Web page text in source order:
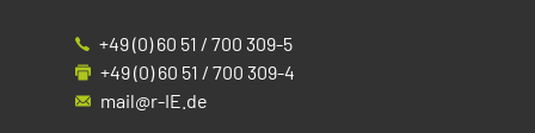
+49 (0) 60 51 / 700 309-5
+49 (0) 60 51 / 700 309-4
mail@r-IE.de